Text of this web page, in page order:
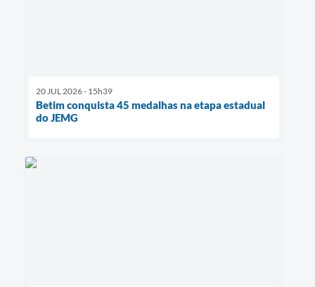
20 JUL 2026 - 15h39
Betim conquista 45 medalhas na etapa estadual
do JEMG